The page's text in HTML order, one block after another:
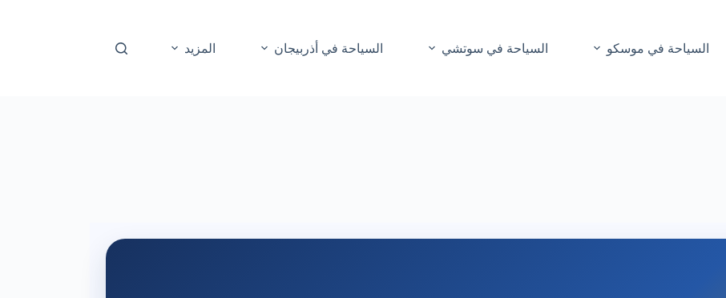
السياحة في موسكو السياحة في سوتشي السياحة في أذربيجان المزيد